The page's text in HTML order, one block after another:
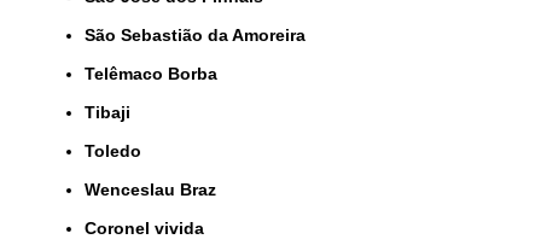
São Sebastião da Amoreira
Telêmaco Borba
Tibaji
Toledo
Wenceslau Braz
coronel vivida